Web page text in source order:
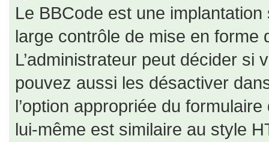
Le BBCode est une
large contrôle de mise en forme
L’administrateur peut décider
pouvez aussi les désactiver
l’option appropriée du
lui-même est similaire au style